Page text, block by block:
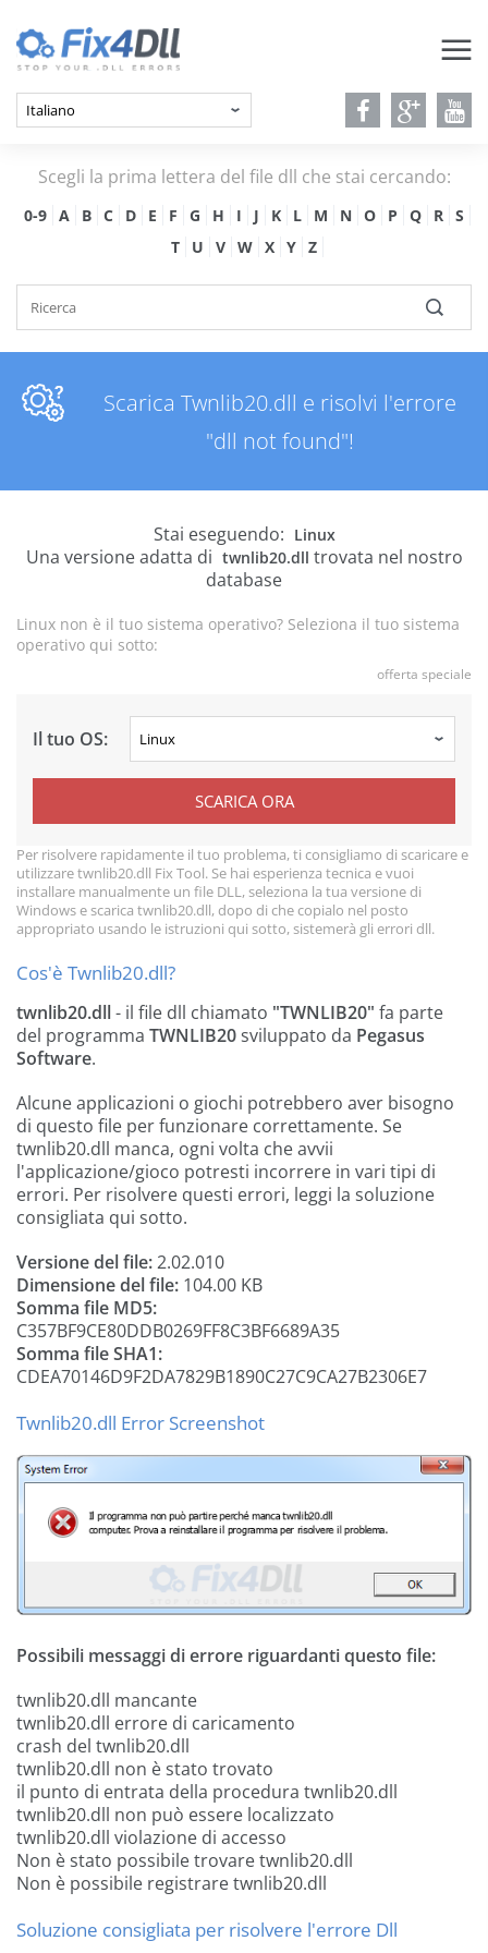
Scegli la prima lettera del file dll che stai cercando:
0-9 A B C D E F G H I J K L M N O P Q R
S
T
U V W X Y Z
Scarica Twnlib20.dll e risolvi l'errore
"dll not found"!
Stai eseguendo: Linux
Una versione adatta di twnlib20.dll trovata nel nostro
database
Linux non è il tuo sistema operativo? Seleziona il tuo sistema
operativo qui sotto:
offerta speciale
Il tuo OS:
SCARICA ORA
Per risolvere rapidamente il tuo problema, ti consigliamo di scaricare e
utilizzare twnlib20.dll Fix Tool. Se hai esperienza tecnica e vuoi
installare manualmente un file DLL, seleziona la tua versione di
Windows e scarica twnlib20.dll, dopo di che copialo nel posto
appropriato usando le istruzioni qui sotto, sistemerà gli errori dll.
Cos'è Twnlib20.dll?
twnlib20.dll- il file dll chiamato "TWNLIB20" fa parte
del programma TWNLIB20sviluppato da Pegasus
Software.
Alcune applicazioni o giochi potrebbero aver bisogno
di questo file per funzionare correttamente. Se
twnlib20.dll manca, ogni volta che avvii
l'applicazione/gioco potresti incorrere in vari tipi di
errori. Per risolvere questi errori, leggi la soluzione
consigliata qui sotto.
Versione del file:2.02.010
Dimensione del file: 104.00 KB
Somma file MD5:
C357BF9CE80DDB0269FF8C3BF6689A35
Somma file SHA1:
CDEA70146D9F2DA7829B1890C27C9CA27B2306E7
Twnlib20.dll Error Screenshot
Possibili messaggi di errore riguardanti questo file:
twnlib20.dll mancante
twnlib20.dll errore di caricamento
crash del twnlib20.dll
twnlib20.dll non è stato trovato
il punto di entrata della procedura twnlib20.dll
twnlib20.dll non può essere localizzato
twnlib20.dll violazione di accesso
Non è stato possibile trovare twnlib20.dll
Non è possibile registrare twnlib20.dll
Soluzione consigliata per risolvere l'errore Dll